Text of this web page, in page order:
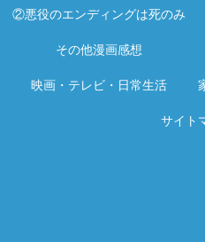
②悪役のエンディングは死のみ
その他漫画感想
映画・テレビ・日常生活
サイト